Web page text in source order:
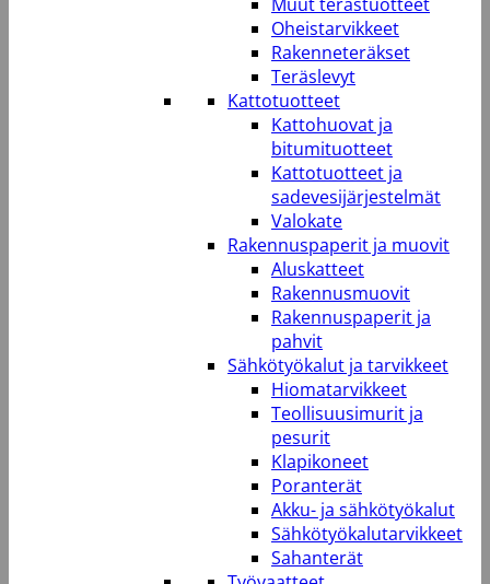
Oheistarvikkeet
Rakenneteräkset
Teräslevyt
Kattotuotteet
Kattohuovat ja
bitumituotteet
Kattotuotteet ja
sadevesijärjestelmät
Valokate
Rakennuspaperit ja muovit
Aluskatteet
Rakennusmuovit
Rakennuspaperit ja
pahvit
Sähkötyökalut ja tarvikkeet
Hiomatarvikkeet
Teollisuusimurit ja
pesurit
Klapikoneet
Poranterät
Akku- ja sähkötyökalut
Sähkötyökalutarvikkeet
Sahanterät